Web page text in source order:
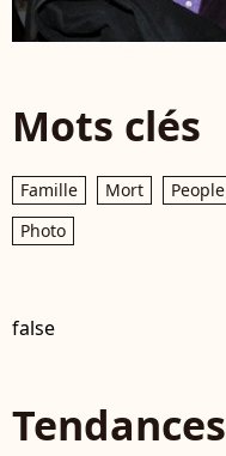
Mots clés
Famille Mort People
Photo
false
Tendances